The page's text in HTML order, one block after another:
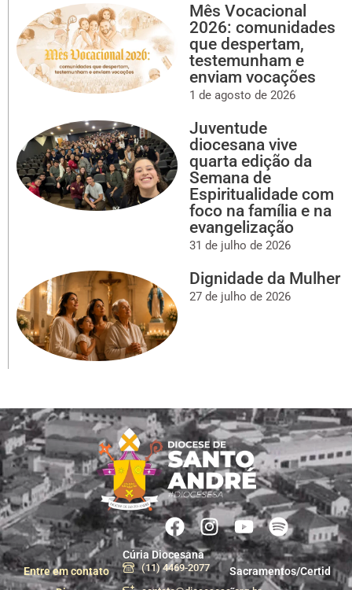
Mês Vocacional
2026: comunidades
que despertam,
testemunham e
enviam vocações
1 de agosto de 2026
Juventude
diocesana vive
quarta edição da
Semana de
Espiritualidade com
foco na família e na
evangelização
31 de julho de 2026
Dignidade da Mulher
27 de julho de 2026
Entre em contato
Cúria Diocesana
(11) 4469-2077
Sacramentos/Certid